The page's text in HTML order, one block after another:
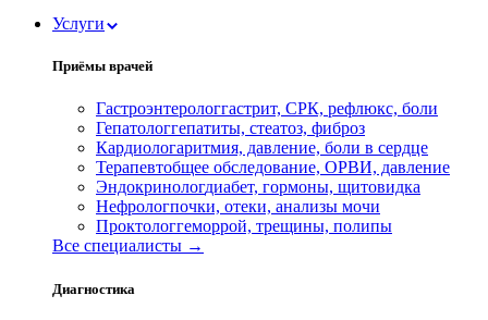
Услуги
Приёмы врачей
Гастроэнтерологгастрит, СРК, рефлюкс, боли
Гепатологгепатиты, стеатоз, фиброз
Кардиологаритмия, давление, боли в сердце
Терапевтобщее обследование, ОРВИ, давление
Эндокринологдиабет, гормоны, щитовидка
Нефрологпочки, отеки, анализы мочи
Проктологгеморрой, трещины, полипы
Все специалисты →
Диагностика